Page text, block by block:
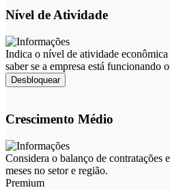
Nível de Atividade
Indica o nível de atividade
saber se a empresa está funcionando
Desbloquear
Crescimento Médio
Considera o balanço de contratações
meses no setor e região.
Premium